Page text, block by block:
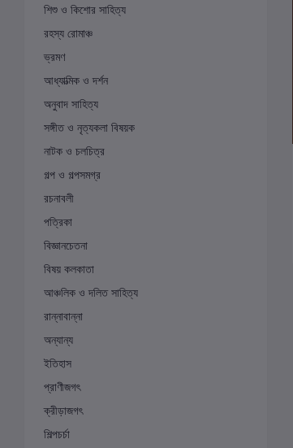
শিশু ও কিশোর সাহিত্য
রহস্য রোমাঞ্চ
ভ্রমণ
আধ্যাত্মিক ও দর্শন
অনুবাদ সাহিত্য
সঙ্গীত ও নৃত্যকলা বিষয়ক
নাটক ও চলচিত্র
গল্প ও গল্পসমগ্র
রচনাবলী
পত্রিকা
বিজ্ঞানচেতনা
বিষয় কলকাতা
আঞ্চলিক ও দলিত সাহিত্য
রান্নাবান্না
অন্যান্য
ইতিহাস
প্রাণীজগৎ
ক্রীড়াজগৎ
শিল্পচর্চা